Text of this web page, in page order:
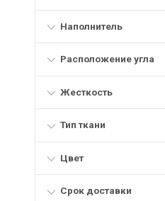
Наполнитель
Расположение угла
Жесткость
Тип ткани
Цвет
Срок доставки